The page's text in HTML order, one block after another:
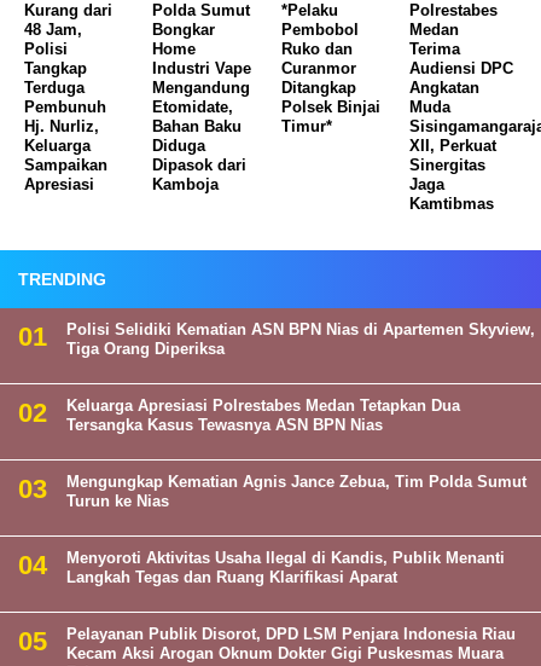
Kurang dari
48 Jam,
Polisi
Tangkap
Terduga
Pembunuh
Hj. Nurliz,
Keluarga
Sampaikan
Apresiasi
Polda Sumut
Bongkar
Home
Industri Vape
Mengandung
Etomidate,
Bahan Baku
Diduga
Dipasok dari
Kamboja
*Pelaku
Pembobol
Ruko dan
Curanmor
Ditangkap
Polsek Binjai
Timur*
Polrestabes
Medan
Terima
Audiensi DPC
Angkatan
Muda
XII, Perkuat
Sinergitas
Jaga
Kamtibmas
TRENDING
Polisi Selidiki Kematian ASN BPN Nias di Apartemen Skyview,
Tiga Orang Diperiksa
Keluarga Apresiasi Polrestabes Medan Tetapkan Dua
Tersangka Kasus Tewasnya ASN BPN Nias
Mengungkap Kematian Agnis Jance Zebua, Tim Polda Sumut
Turun ke Nias
Menyoroti Aktivitas Usaha Ilegal di Kandis, Publik Menanti
Langkah Tegas dan Ruang Klarifikasi Aparat
Pelayanan Publik Disorot, DPD LSM Penjara Indonesia Riau
Kecam Aksi Arogan Oknum Dokter Gigi Puskesmas Muara